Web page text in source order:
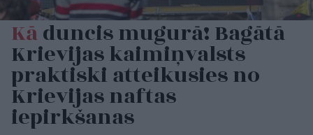
Kāduncis mugurā! Bagātā
Krievijas kaimiņvalsts
praktiski atteikusies no
Krievijas naftas
iepirkšanas